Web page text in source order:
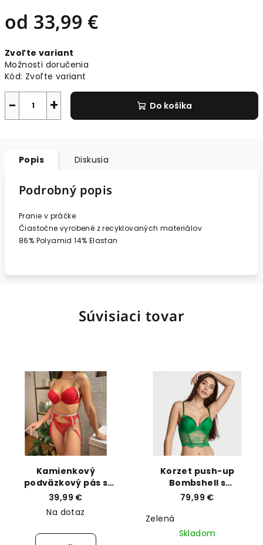
od 33,99 €
cena:
Zvoľte variant
Možnosti doručenia
Kód: Zvoľte variant
+
− Do košíka
Popis Diskusia
Podrobný popis
Pranie v práčke
Čiastočne vyrobené z recyklovaných materiálov
86% Polyamid 14% Elastan
Súvisiaci tovar
Kamienkový
podväzkový pás s
viazaním v páse
Victoria's Secret
39,99 €
Na dotaz
Korzet push-up
Bombshell s
pridávajúcimi 2
Victoria’s Secret
79,99 €
Zelená
Skladom